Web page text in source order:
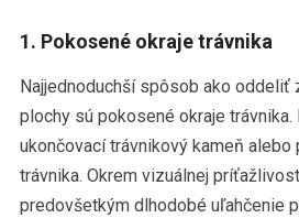
1. Pokosené okraje trávnika
Najjednoduchší spôsob ako oddeliť
plochy sú pokosené okraje trávnika.
ukončovací trávnikový kameň alebo
trávnika. Okrem vizuálnej
predovšetkým dlhodobé uľahčenie